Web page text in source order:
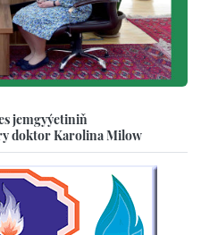
jemgyýetiniň
doktor Karolina Milow